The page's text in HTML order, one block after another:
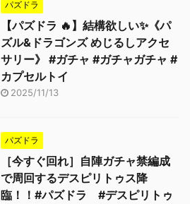
パズドラ
【パズドラ 🔥】結構欲しい✨《パ
ズル&ドラゴンズ めじるしアクセ
サリー》 #ガチャ #ガチャガチャ #
カプセルトイ
2025/11/13
パズドラ
［今すぐ回れ］自陣ガチャ禁編成
で周回するデスピリトゥス降
臨！！#パズドラ #デスピリトゥ